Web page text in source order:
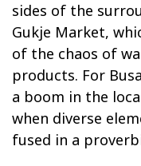
sides of the
Gukje Market,
of the chaos of
products. For
a boom in the
when diverse
fused in a